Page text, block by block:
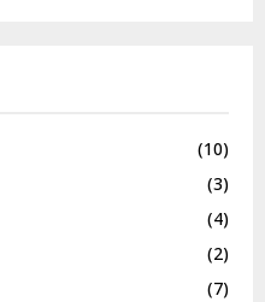
(10)
(3)
(4)
(2)
(7)